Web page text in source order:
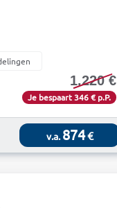
1.220 €
Je bespaart 346 € p.P.
v.a. 874€